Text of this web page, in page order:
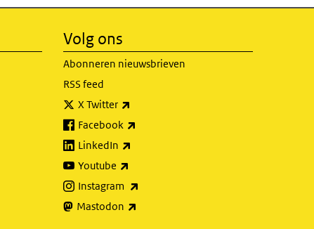
Volg ons
Abonneren nieuwsbrieven
RSS feed
X Twitter
Facebook
LinkedIn
Youtube
Instagram
Mastodon